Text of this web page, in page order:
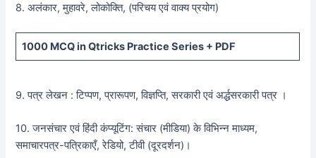
8. अलंकार, मुहावरे, लोकोक्ति, (परिचय एवं वाक्य प्रयोग)
1000 MCQin Qtricks Practice Series + PDF
9. पत्र लेखन : टिप्पण, प्रारूपण, विज्ञप्ति, सरकारी एवं अर्द्धसरकारी पत्र ।
10. जनसंचार एवं हिंदी कंप्यूटिंग: संचार (मीडिया) के विभिन्न माध्यम,
समाचारपत्र-पत्रिकाएँ, रेडियो, टीवी (दूरदर्शन)।